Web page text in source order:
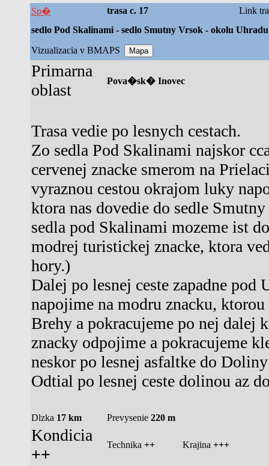
Sp� trasa c. 17
Link
sedlo Pod Skalinami - sedlo Smutny Vrsok - okolu
Vizualizacia v BMAPS
Primarna
oblast
Pova�sk� Inovec
Trasa vedie po lesnych cestach.
Zo sedla Pod Skalinami najskor
cervenej znacke smerom na
vyraznou cestou okrajom luky
ktora nas dovedie do sedle
sedla pod Skalinami mozeme ist
modrej turistickej znacke, ktora
hory.)
Dalej po lesnej ceste zapadne pod
napojime na modru znacku,
Brehy a pokracujeme po nej dalej
znacky odpojime a pokracujeme
neskor po lesnej asfaltke do
Odtial po lesnej ceste dolinou az
Dlzka 17 km Prevysenie 220 m
Kondicia
++
Technika ++ Krajina +++